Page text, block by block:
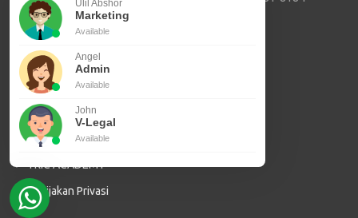
Marketing ISPO :+62 821-3409-7795
E-mail :
info@tric-indonesia.com
Sertifikasi SVLK
Sertifikasi ISPO
Akreditasi PPIU
Jasa Inspeksi
TRIC ACADEMY
Kebijakan Privasi
Ulil Abshor
Marketing
Available
Angel
Admin
Available
John
V-Legal
Available